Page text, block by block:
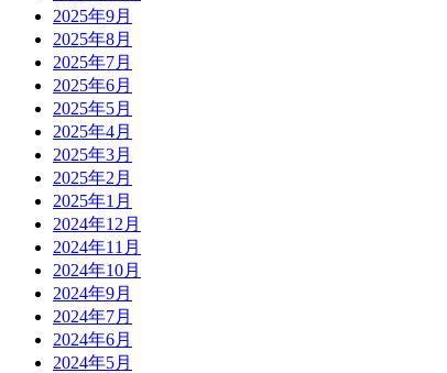
2025年9月
2025年8月
2025年7月
2025年6月
2025年5月
2025年4月
2025年3月
2025年2月
2025年1月
2024年12月
2024年11月
2024年10月
2024年9月
2024年7月
2024年6月
2024年5月